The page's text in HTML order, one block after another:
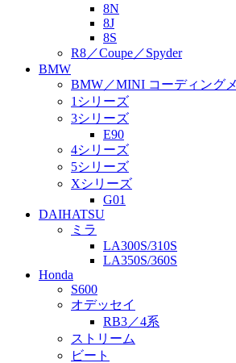
8N
8J
8S
R8／Coupe／Spyder
BMW
BMW／MINI コーディング
1シリーズ
3シリーズ
E90
4シリーズ
5シリーズ
Xシリーズ
G01
DAIHATSU
ミラ
LA300S/310S
LA350S/360S
Honda
S600
オデッセイ
RB3／4系
ストリーム
ビート